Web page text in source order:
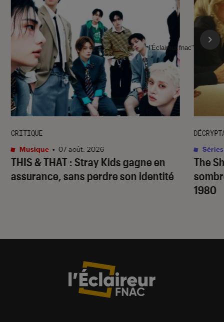
THIS & THAT: Stray Kids gagne en
assurance, sans perdre son identité
CRITIQUE
Musique • 07 août. 2026
The
1980
Séries
l'Éclaireur fnac">